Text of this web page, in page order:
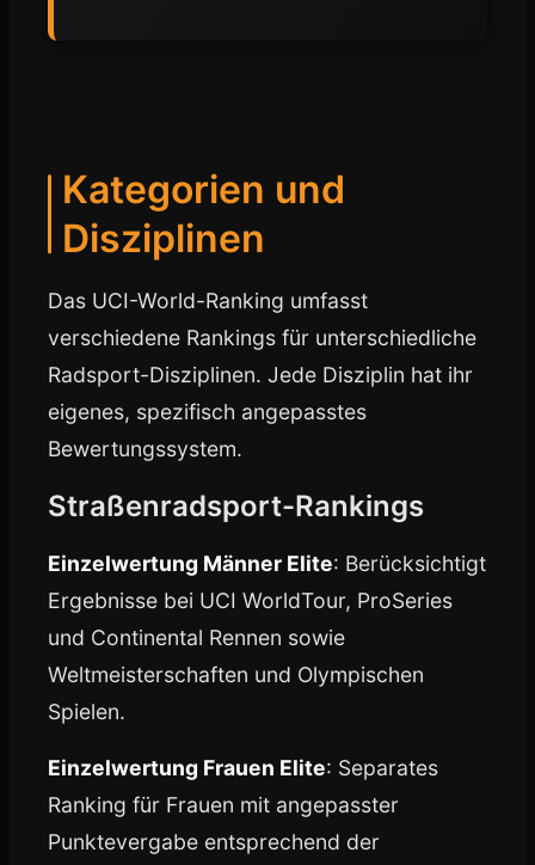
Kategorien und
Disziplinen
Das UCI-World-Ranking umfasst
verschiedene Rankings für unterschiedliche
Radsport-Disziplinen. Jede Disziplin hat ihr
eigenes, spezifisch angepasstes
Bewertungssystem.
Straßenradsport-Rankings
Einzelwertung Männer Elite: Berücksichtigt
Ergebnisse bei UCI WorldTour, ProSeries
und Continental Rennen sowie
Weltmeisterschaften und Olympischen
Spielen.
Einzelwertung Frauen Elite: Separates
Ranking für Frauen mit angepasster
Punktevergabe entsprechend der